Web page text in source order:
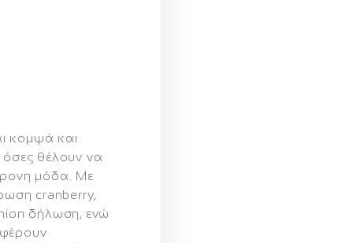
κομψά και
όσες θέλουν να
μόδα . Με
cranberry,
δήλωση, ενώ